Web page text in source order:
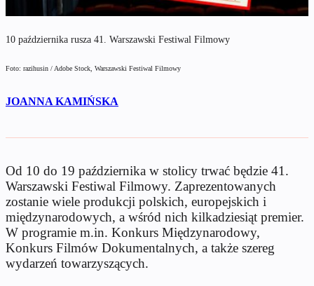
10 października rusza 41. Warszawski Festiwal Filmowy
Foto: razihusin / Adobe Stock, Warszawski Festiwal Filmowy
JOANNA KAMIŃSKA
Od 10 do 19 października w stolicy trwać będzie 41.
Warszawski Festiwal Filmowy. Zaprezentowanych
zostanie wiele produkcji polskich, europejskich i
międzynarodowych, a wśród nich kilkadziesiąt premier.
W programie m.in. Konkurs Międzynarodowy,
Konkurs Filmów Dokumentalnych, a także szereg
wydarzeń towarzyszących.